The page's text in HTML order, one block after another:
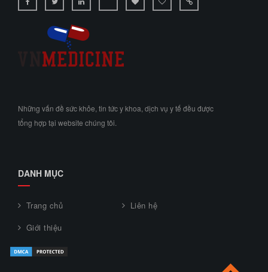
Những vấn đề sức khỏe, tin tức y khoa, dịch vụ y tế đều được
tổng hợp tại website chúng tôi.
DANH MỤC
Trang chủ
Liên hệ
Giới thiệu